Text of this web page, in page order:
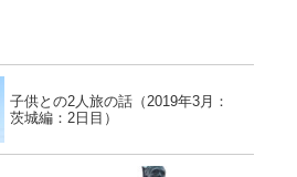
子供との2人旅の話（2019年3月：
茨城編：2日目）